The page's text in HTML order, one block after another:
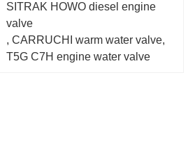
SITRAK HOWO diesel engine
valve
, CARRUCHI warm water valve,
T5G C7H engine water valve